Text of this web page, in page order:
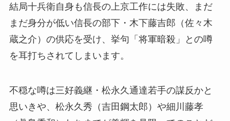
結局十兵衛自身も信長の上京工作には失敗、まだ
まだ身分が低い信長の部下・木下藤吉郎（佐々木
蔵之介）の供応を受け、挙句「将軍暗殺」との噂
を耳打ちされてしまいます。
不穏な噂は三好義継・松永久通達若手の謀反かと
思いきや、松永久秀（吉田鋼太郎）や細川藤孝